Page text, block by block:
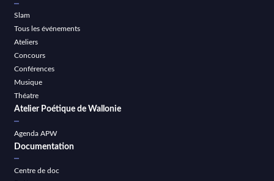
Slam
Tous les événements
Ateliers
Concours
Conférences
Musique
Théatre
Atelier Poétique de Wallonie
Agenda APW
Documentation
Centre de doc